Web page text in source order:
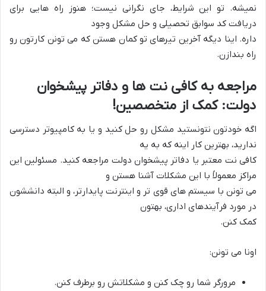
نمیشه. تو این شرایط، جای نگرانی نیست؛ هنوز راه هایی برای
دریافت کد سوابق تحصیلی و حل مشکل وجود
داره. اینا دیگه آخرین تیرهای تو کمان هستن که می تونن کارتون رو
راه بندازن.
مراجعه به کافی نت ها و دفاتر پیشخوان
دولت: کمک از متخصصین!
اگه خودتون نتونستید مشکل رو حل کنید و یا به کامپیوتر دسترسی
ندارید، بهترین کار اینه که به یه
کافی نت معتبر یا دفاتر پیشخوان دولت مراجعه کنید. مسئولین این
مراکز معمولاً با این مشکلات آشنا هستن و
می تونن با سیستم های قوی تر و اینترنت پایدارتر، و البته دانششون
در مورد فرآیندهای اداری، بهتون
کمک کنن.
اونا می تونن:
مرورگر شما رو چک کنن و مشکلاتش رو برطرف کنن.